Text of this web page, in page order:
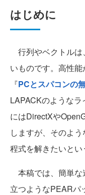
はじめに
行列やベクトルは
いものです。高性
『PCとスパコンの
LAPACKのような
にはDirectXや
しますが、そのよ
程式を解きたいとい
本稿では、簡単な
立つようなPEARパ